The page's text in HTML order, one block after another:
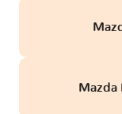
Mazda